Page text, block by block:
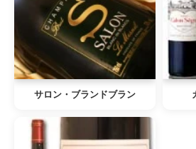
サロン・ブランドブラン